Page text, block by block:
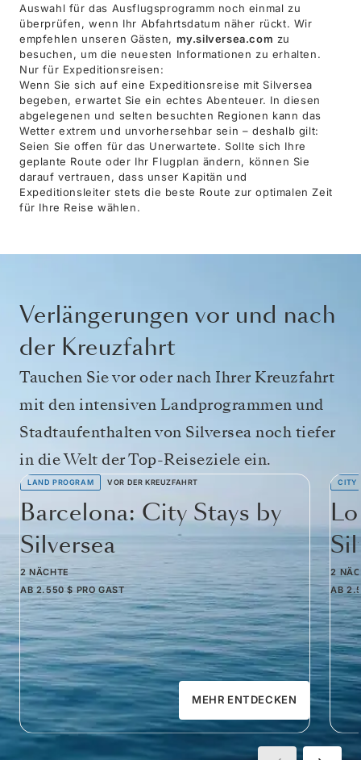
Auswahl für das Ausflugsprogramm noch einmal zu
überprüfen, wenn Ihr Abfahrtsdatum näher rückt. Wir
empfehlen unseren Gästen, my.silversea.com zu
besuchen, um die neuesten Informationen zu erhalten.
Nur für Expeditionsreisen:
Wenn Sie sich auf eine Expeditionsreise mit Silversea
begeben, erwartet Sie ein echtes Abenteuer. In diesen
abgelegenen und selten besuchten Regionen kann das
Wetter extrem und unvorhersehbar sein – deshalb gilt:
Seien Sie offen für das Unerwartete. Sollte sich Ihre
geplante Route oder Ihr Flugplan ändern, können Sie
darauf vertrauen, dass unser Kapitän und
Expeditionsleiter stets die beste Route zur optimalen Zeit
für Ihre Reise wählen.
Verlängerungen vor und nach
der Kreuzfahrt
Tauchen Sie vor oder nach Ihrer Kreuzfahrt
mit den intensiven Landprogrammen und
Stadtaufenthalten von Silversea noch tiefer
in die Welt der Top-Reiseziele ein.
LAND PROGRAM VOR DER KREUZFAHRT
Barcelona: City Stays by
Silversea
2 NÄCHTE
AB 2.550 $ PRO GAST
MEHR ENTDECKEN
CITY
2
AB